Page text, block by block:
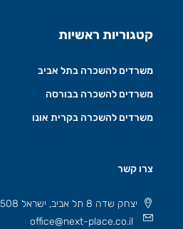
קטגוריות ראשיות
משרדים להשכרה בתל אביב
משרדים להשכרה בבורסה
משרדים להשכרה בקרית אונו
צרו קשר
יצחק שדה 8 תל אביב, ישראל 6777508
office@next-place.co.il